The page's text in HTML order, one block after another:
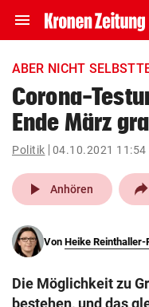
menu Navigation
ein-/ausklappen
account_circle Anmelden
pin_drop
Wien
search
eingeben
ABER NICHT
Corona-
Ende März
Politik 04.10.2021 11:54
play_arrow Anhören
Von Heike Reinthaller-
Die Möglichkeit zu
bestehen, und das